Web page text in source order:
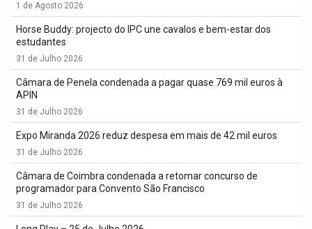
1 de Agosto 2026
Horse Buddy: projecto do IPC une cavalos e bem-estar dos
estudantes
31 de Julho 2026
Câmara de Penela condenada a pagar quase 769 mil euros à
APIN
31 de Julho 2026
Expo Miranda 2026 reduz despesa em mais de 42 mil euros
31 de Julho 2026
Câmara de Coimbra condenada a retomar concurso de
programador para Convento São Francisco
31 de Julho 2026